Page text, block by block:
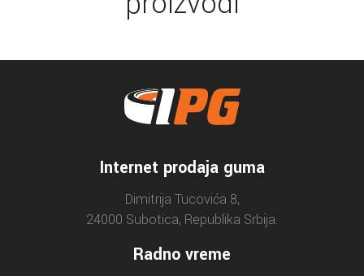
Internet prodaja guma
Dimitrija Tucovića 8,
24000 Subotica, Republika Srbija.
Radno vreme